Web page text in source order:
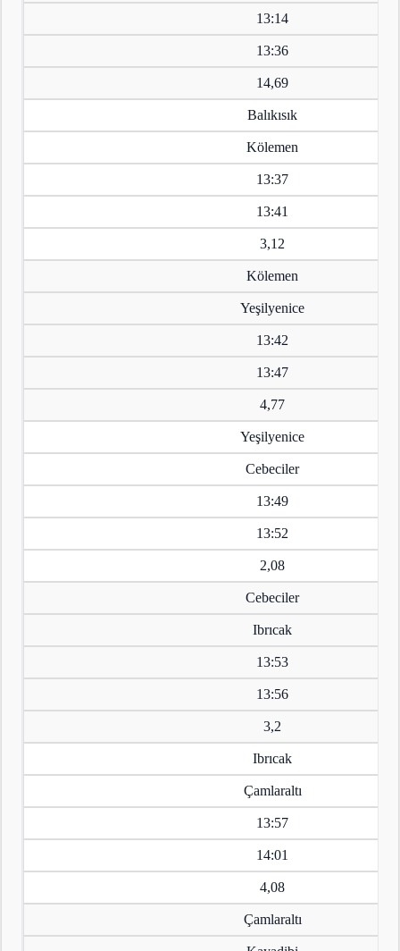
13:14
13:36
14,69
Balıkısık
Kölemen
13:37
13:41
3,12
Kölemen
Yeşilyenice
13:42
13:47
4,77
Yeşilyenice
Cebeciler
13:49
13:52
2,08
Cebeciler
Ibrıcak
13:53
13:56
3,2
Ibrıcak
Çamlaraltı
13:57
14:01
4,08
Çamlaraltı